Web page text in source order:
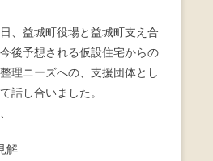
、益城町役場と益城町支え合
後予想される仮設住宅からの
理ニーズへの、支援団体とし
話し合いました。
解